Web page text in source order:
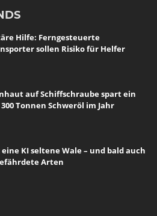
Hilfe: Ferngesteuerte
sollen Risiko für Helfer
auf Schiffschraube spart ein
Tonnen Schweröl im Jahr
KI seltene Wale – und bald auch
Arten